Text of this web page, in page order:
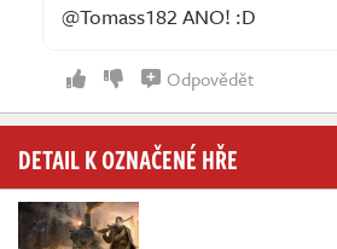
@Tomass182 ANO! :D
Odpovědět
DETAIL K OZNAČENÉ HŘE